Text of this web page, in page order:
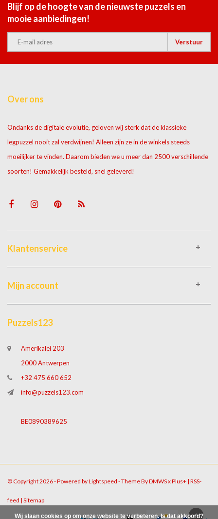
Blijf op de hoogte van de nieuwste puzzels en
mooie aanbiedingen!
Verstuur
Over ons
Ondanks de digitale evolutie, geloven wij sterk dat de klassieke
legpuzzel nooit zal verdwijnen! Alleen zijn ze in de winkels steeds
moeilijker te vinden. Daarom bieden we u meer dan 2500 verschillende
soorten! Gemakkelijk besteld, snel geleverd!
Klantenservice
Mijn account
Puzzels123
Amerikalei 203
2000 Antwerpen
+32 475 660 652
info@puzzels123.com
BE0890389625
© Copyright 2026 - Powered byLightspeed - Theme ByDMWSxPlus+ | RSS-
feed | Sitemap
Wij slaan cookies op om onze website te verbeteren. Is dat akkoord?